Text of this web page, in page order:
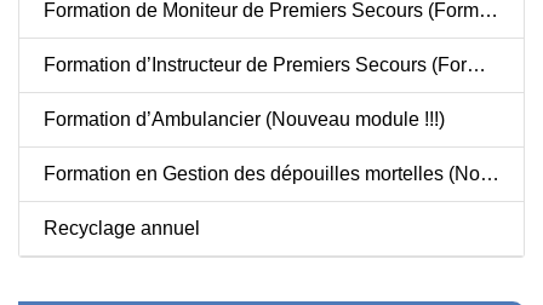
Formation de Moniteur de Premiers Secours (Formation des Formateurs)
Formation d’Instructeur de Premiers Secours (Formation des Formateurs des Formateurs)
Formation d’Ambulancier (Nouveau module !!!)
Formation en Gestion des dépouilles mortelles (Nouveau module !!!)
Recyclage annuel